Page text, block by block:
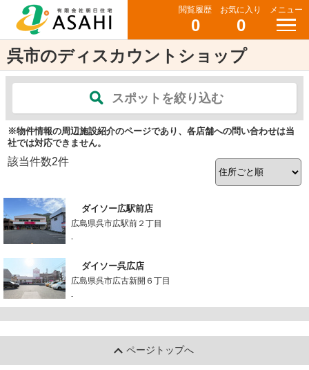
閲覧履歴
0
お気に入り
0
メニュー
呉市のディスカウントショップ
スポットを絞り込む
※物件情報の周辺施設紹介のページであり、各店舗への問い合わせは当
社では対応できません。
該当件数2件
ダイソー広駅前店
広島県呉市広駅前２丁目
-
ダイソー呉広店
広島県呉市広古新開６丁目
-
ページトップへ